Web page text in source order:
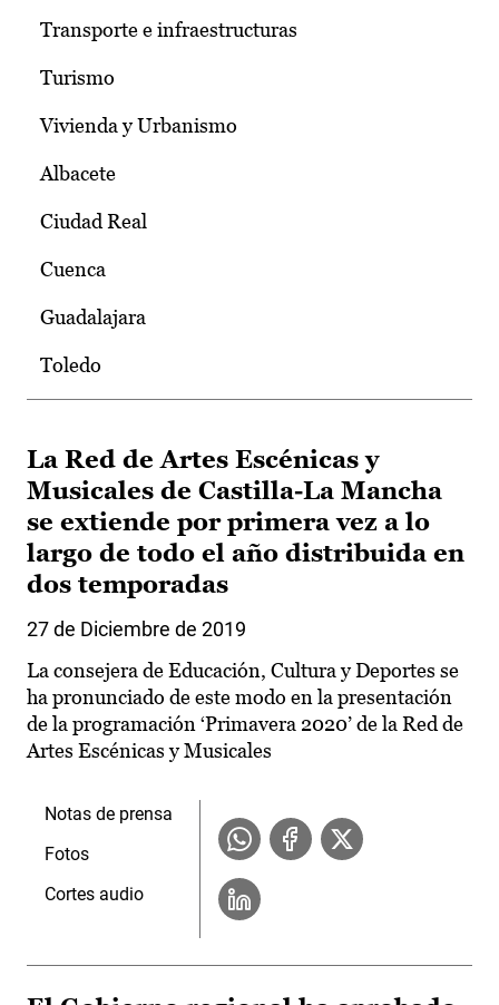
Transporte e infraestructuras
Turismo
Vivienda y Urbanismo
Albacete
Ciudad Real
Cuenca
Guadalajara
Toledo
La Red de Artes Escénicas y
Musicales de Castilla-La Mancha
se extiende por primera vez a lo
largo de todo el año distribuida en
dos temporadas
27 de Diciembre de 2019
La consejera de Educación, Cultura y Deportes se
ha pronunciado de este modo en la presentación
de la programación ‘Primavera 2020’ de la Red de
Artes Escénicas y Musicales
Notas de prensa
Fotos
Cortes audio